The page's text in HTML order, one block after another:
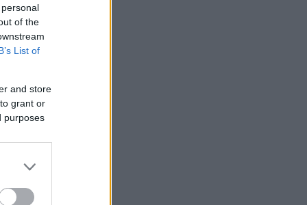
of the
List of
and store
grant or
purposes